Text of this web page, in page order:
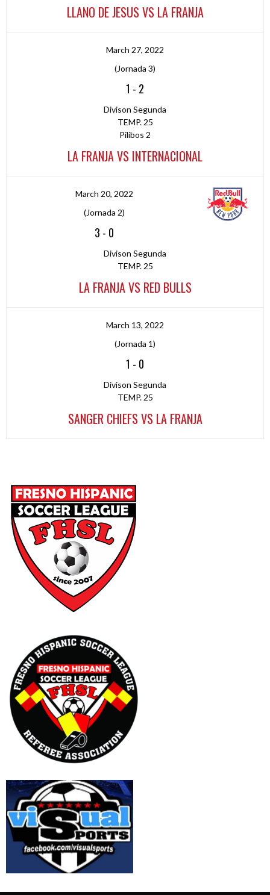
LLANO DE JESUS VS LA FRANJA
March 27, 2022
(Jornada 3)
1 - 2
Divison Segunda
TEMP. 25
Pilibos 2
LA FRANJA VS INTERNACIONAL
March 20, 2022
(Jornada 2)
3 - 0
Divison Segunda
TEMP. 25
LA FRANJA VS RED BULLS
March 13, 2022
(Jornada 1)
1 - 0
Divison Segunda
TEMP. 25
SANGER CHIEFS VS LA FRANJA